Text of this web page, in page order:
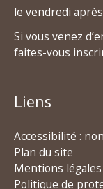
le vendredi
Si vous venez
faites-vous
Liens
Accessibilité :
Plan du site
Mentions légales
Politique de